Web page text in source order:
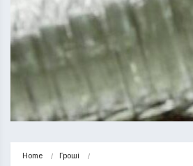
Home Гроші